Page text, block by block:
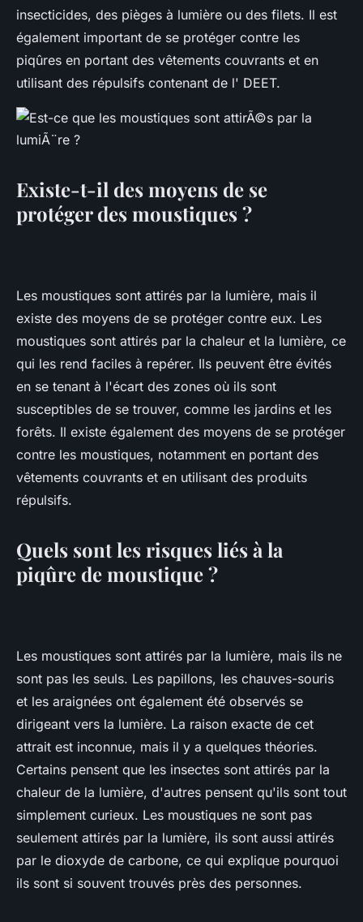
insecticides, des pièges à lumière ou des filets. Il est
également important de se protéger contre les
piqûres en portant des vêtements couvrants et en
utilisant des répulsifs contenant de l' DEET.
Existe-t-il des moyens de se
protéger des moustiques ?
Les moustiques sont attirés par la lumière, mais il
existe des moyens de se protéger contre eux. Les
moustiques sont attirés par la chaleur et la lumière, ce
qui les rend faciles à repérer. Ils peuvent être évités
en se tenant à l'écart des zones où ils sont
susceptibles de se trouver, comme les jardins et les
forêts. Il existe également des moyens de se protéger
contre les moustiques, notamment en portant des
vêtements couvrants et en utilisant des produits
répulsifs.
Quels sont les risques liés à la
piqûre de moustique ?
Les moustiques sont attirés par la lumière, mais ils ne
sont pas les seuls. Les papillons, les chauves-souris
et les araignées ont également été observés se
dirigeant vers la lumière. La raison exacte de cet
attrait est inconnue, mais il y a quelques théories.
Certains pensent que les insectes sont attirés par la
chaleur de la lumière, d'autres pensent qu'ils sont tout
simplement curieux. Les moustiques ne sont pas
seulement attirés par la lumière, ils sont aussi attirés
par le dioxyde de carbone, ce qui explique pourquoi
ils sont si souvent trouvés près des personnes.